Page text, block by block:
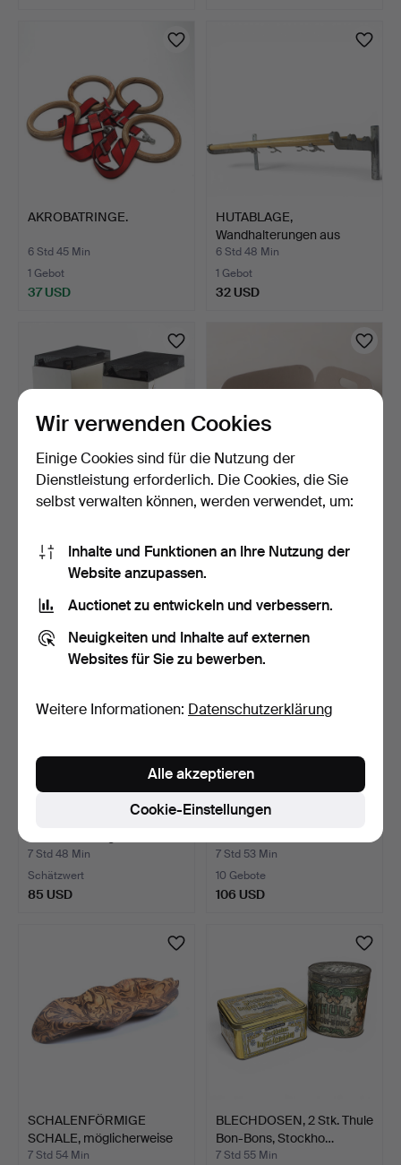
AKROBATRINGE.
6 Std 45 Min
1 Gebot
37 USD
HUTABLAGE,
Wandhalterungen aus
Aluminium, …
6 Std 48 Min
1 Gebot
32 USD
6 Std 59 Min
Schätzwert
7 Std 32 Min
Aluminium, …
7 Std 48 Min
Schätzwert
85 USD
ELCHLEDER. Ca. 8,5 m2.
7 Std 53 Min
10 Gebote
106 USD
SCHALENFÖRMIGE
SCHALE, möglicherweise
Oliv…
7 Std 54 Min
BLECHDOSEN, 2 Stk. Thule
Bon-Bons, Stockho…
7 Std 55 Min
Wir verwenden Cookies
Einige Cookies sind für die Nutzung der
Dienstleistung erforderlich. Die Cookies, die Sie
selbst verwalten können, werden verwendet, um:
Inhalte und Funktionen an Ihre Nutzung der
Website anzupassen.
Auctionet zu entwickeln und verbessern.
Neuigkeiten und Inhalte auf externen
Websites für Sie zu bewerben.
Weitere Informationen: Datenschutzerklärung
Cookie-Einstellungen
Alle akzeptieren